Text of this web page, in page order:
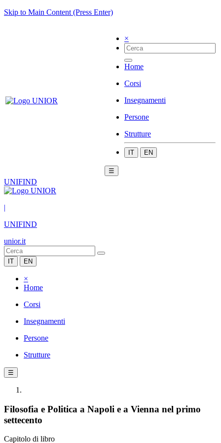
Skip to Main Content (Press Enter)
×
Home
Corsi
Insegnamenti
Persone
Strutture
IT EN
☰
UNIFIND
|
UNIFIND
unior.it
IT EN
×
Home
Corsi
Insegnamenti
Persone
Strutture
☰
Filosofia e Politica a Napoli e a Vienna nel primo
settecento
Capitolo di libro